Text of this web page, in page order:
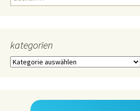
nach:
kategorien
kategorien